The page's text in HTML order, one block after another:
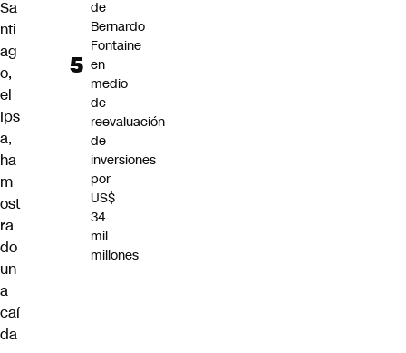
Sa
nti
ag
o,
el
Ips
a,
ha
m
ost
ra
do
un
a
caí
da
de
Bernardo
Fontaine
en
medio
de
reevaluación
de
inversiones
por
US$
34
mil
millones